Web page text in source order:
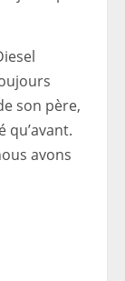
son père,
qu’avant.
avons